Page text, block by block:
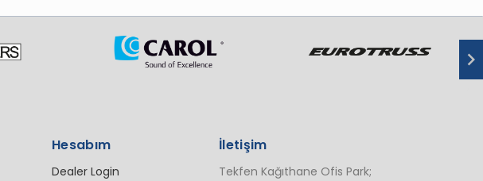
Hesabım
Dealer Login
İletişim
Tekfen Kağıthane Ofis Park;